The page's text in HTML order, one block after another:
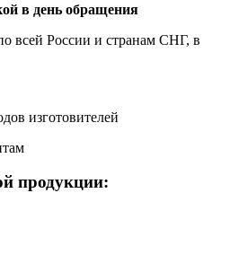
в день обращения
всей России и странам СНГ, в
изготовителей
продукции: